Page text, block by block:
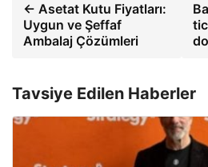
← Asetat Kutu Fiyatları:
Uygun ve Şeffaf
Ambalaj Çözümleri
Tavsiye Edilen Haberler